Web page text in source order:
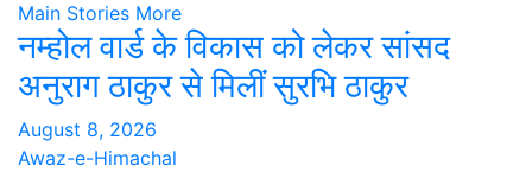
Main Stories More
नम्होल वार्ड के विकास को लेकर सांसद
अनुराग ठाकुर से मिलीं सुरभि ठाकुर
August 8, 2026
Awaz-e-Himachal